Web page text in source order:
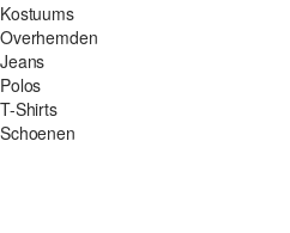
Kostuums
Overhemden
Jeans
Polos
T-Shirts
Schoenen